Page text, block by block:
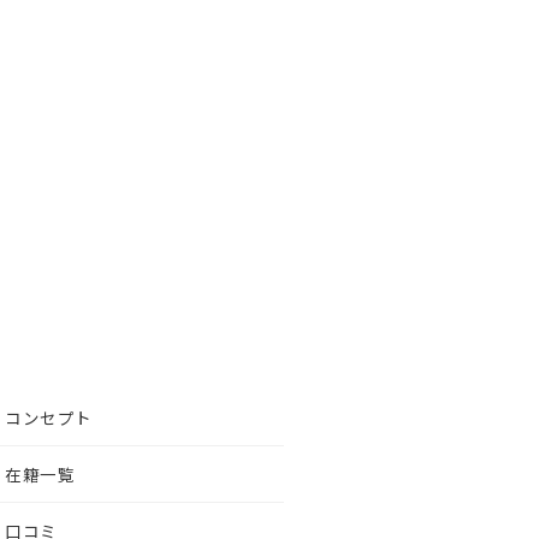
コンセプト
在籍一覧
口コミ